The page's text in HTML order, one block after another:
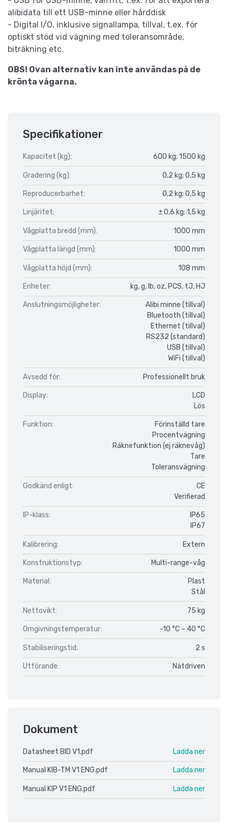
alibidata till ett USB-minne eller hårddisk
- Digital I/O, inklusive signallampa, tillval, t.ex. för
optiskt stöd vid vägning med toleransområde,
biträkning etc.
OBS! Ovan alternativ kan inte användas på de
krönta vågarna.
Specifikationer
Kapacitet (kg): 600 kg; 1500 kg
Gradering (kg): 0,2 kg; 0,5 kg
Reproducerbarhet: 0,2 kg; 0,5 kg
Linjäritet: ± 0,6 kg; 1,5 kg
Vågplatta bredd (mm): 1000 mm
Vågplatta längd (mm): 1000 mm
Vågplatta höjd (mm): 108 mm
Enheter: kg, g, lb, oz, PCS, tJ, HJ
Anslutningsmöjligheter:
Alibi minne (tillval)
Bluetooth (tillval)
Ethernet (tillval)
RS232 (standard)
USB (tillval)
WiFi (tillval)
Avsedd för: Professionellt bruk
Display:
LCD
Lös
Funktion:
Förinställd tare
Procentvägning
Räknefunktion (ej räknevåg)
Tare
Toleransvägning
Godkänd enligt:
CE
Verifierad
IP-klass:
IP65
IP67
Kalibrering: Extern
Konstruktionstyp: Multi-range-våg
Material:
Plast
Stål
Nettovikt: 75 kg
Omgivningstemperatur: -10 °C – 40 °C
Stabiliseringstid: 2 s
Utförande: Nätdriven
Dokument
Datasheet BID V1.pdf Ladda ner
Manual KIB-TM V1 ENG.pdf Ladda ner
Manual KIP V1 ENG.pdf Ladda ner